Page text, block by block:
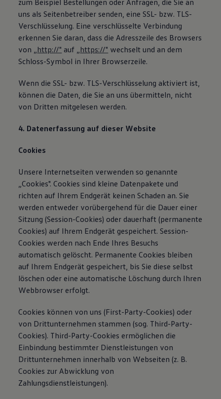
zum Beispiel Bestellungen oder Anfragen, die Sie an
uns als Seitenbetreiber senden, eine SSL- bzw. TLS-
Verschlüsselung. Eine verschlüsselte Verbindung
erkennen Sie daran, dass die Adresszeile des Browsers
von „http://" auf „https://" wechselt und an dem
Schloss-Symbol in Ihrer Browserzeile.
Wenn die SSL- bzw. TLS-Verschlüsselung aktiviert ist,
können die Daten, die Sie an uns übermitteln, nicht
von Dritten mitgelesen werden.
4. Datenerfassung auf dieser Website
Cookies
Unsere Internetseiten verwenden so genannte
„Cookies". Cookies sind kleine Datenpakete und
richten auf Ihrem Endgerät keinen Schaden an. Sie
werden entweder vorübergehend für die Dauer einer
Sitzung (Session-Cookies) oder dauerhaft (permanente
Cookies) auf Ihrem Endgerät gespeichert. Session-
Cookies werden nach Ende Ihres Besuchs
automatisch gelöscht. Permanente Cookies bleiben
auf Ihrem Endgerät gespeichert, bis Sie diese selbst
löschen oder eine automatische Löschung durch Ihren
Webbrowser erfolgt.
Cookies können von uns (First-Party-Cookies) oder
von Drittunternehmen stammen (sog. Third-Party-
Cookies). Third-Party-Cookies ermöglichen die
Einbindung bestimmter Dienstleistungen von
Drittunternehmen innerhalb von Webseiten (z. B.
Cookies zur Abwicklung von
Zahlungsdienstleistungen).